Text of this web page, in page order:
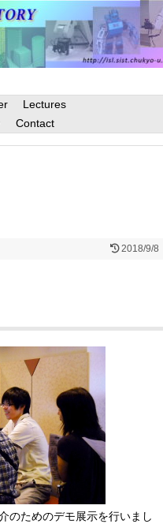
Lectures
Contact
2018/9/8
のためのデモ展示を行いまし